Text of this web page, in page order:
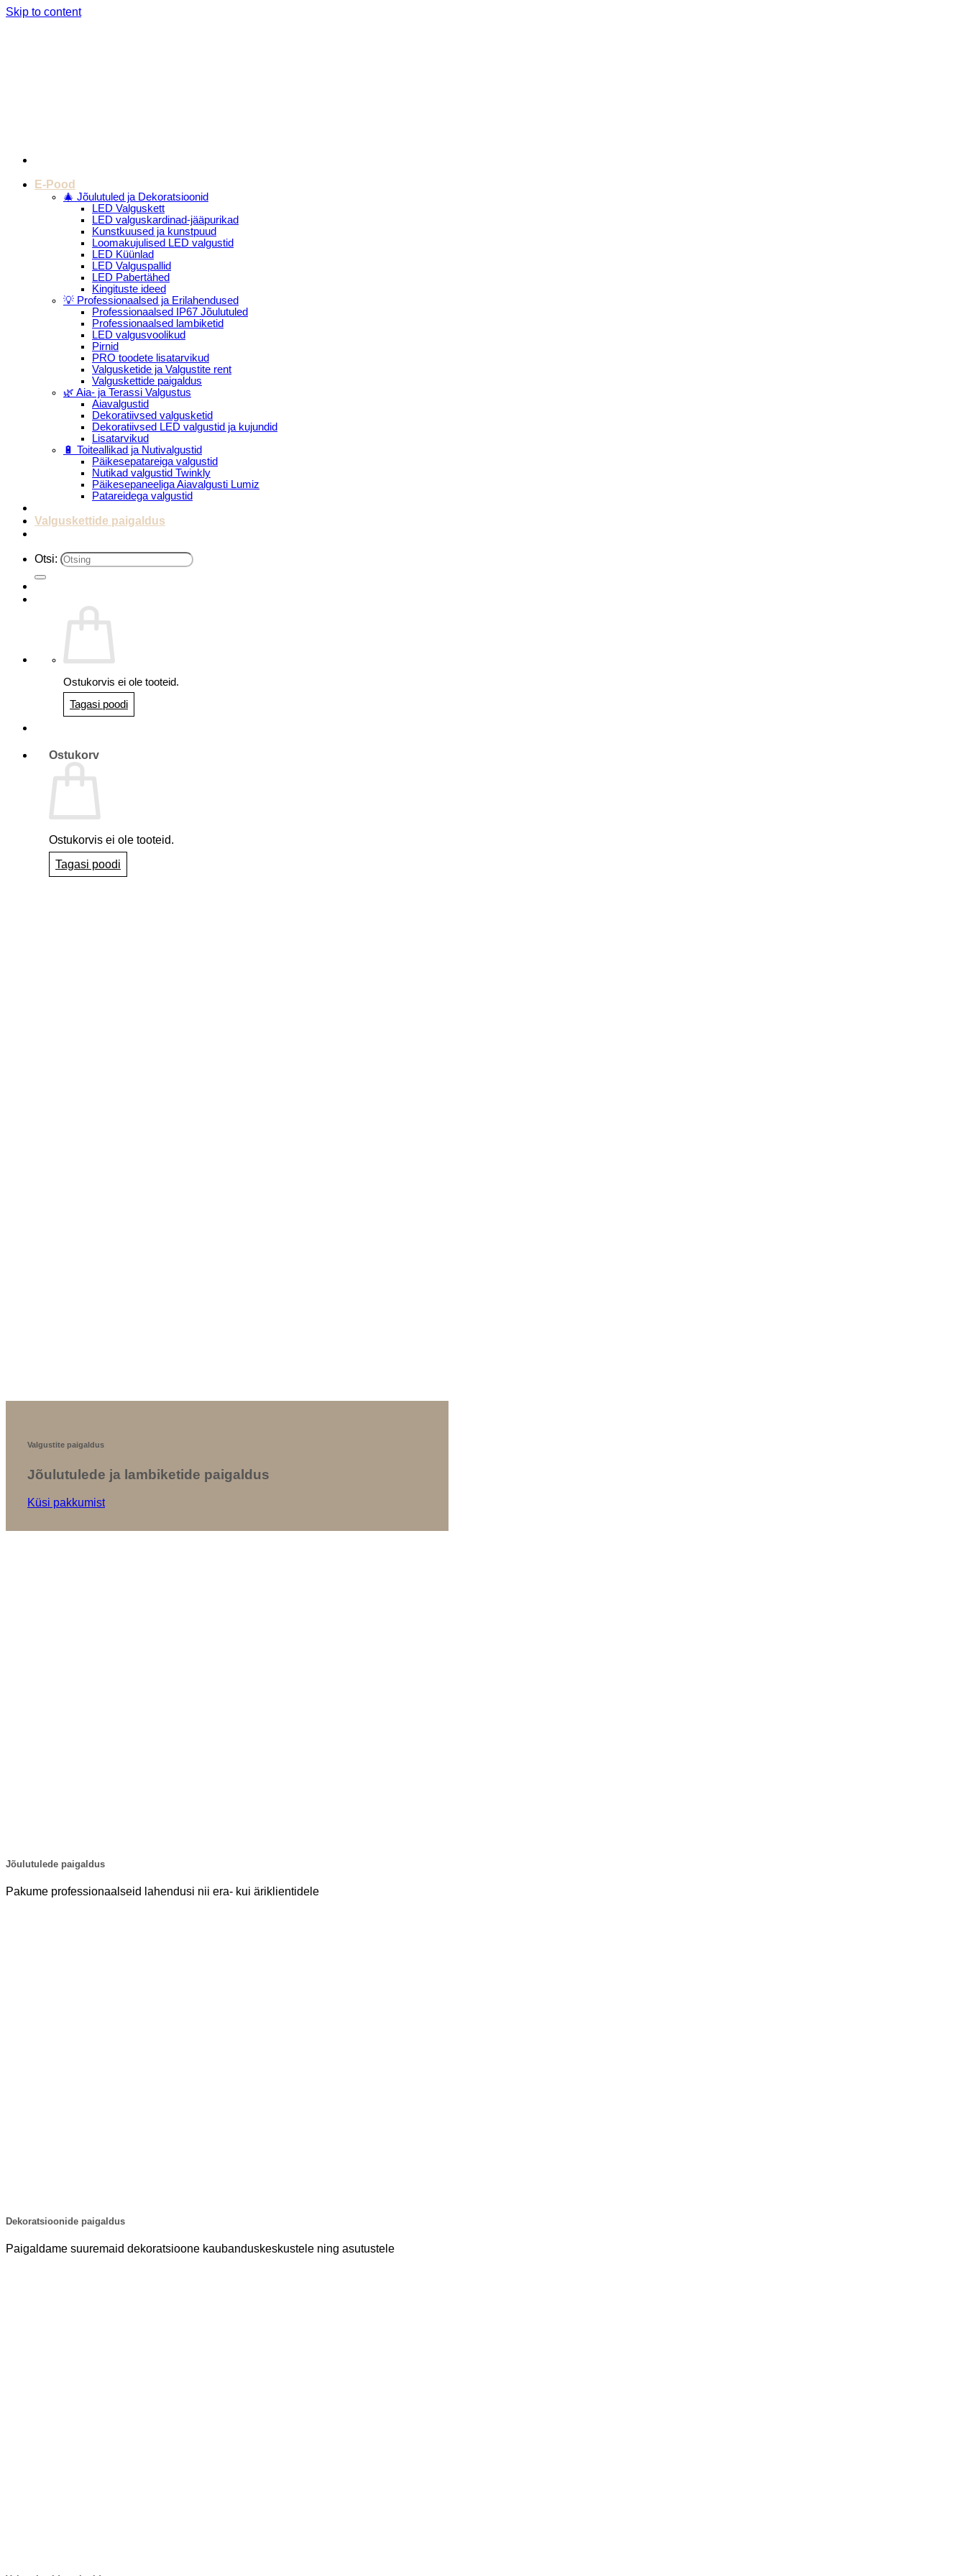
Skip to content
E-Pood
🎄 Jõulutuled ja Dekoratsioonid
LED Valguskett
LED valguskardinad-jääpurikad
Kunstkuused ja kunstpuud
Loomakujulised LED valgustid
LED Küünlad
LED Valguspallid
LED Pabertähed
Kingituste ideed
💡 Professionaalsed ja Erilahendused
Professionaalsed IP67 Jõulutuled
Professionaalsed lambiketid
LED valgusvoolikud
Pirnid
PRO toodete lisatarvikud
Valgusketide ja Valgustite rent
Valguskettide paigaldus
🌿 Aia- ja Terassi Valgustus
Aiavalgustid
Dekoratiivsed valgusketid
Dekoratiivsed LED valgustid ja kujundid
Lisatarvikud
🔋 Toiteallikad ja Nutivalgustid
Päikesepatareiga valgustid
Nutikad valgustid Twinkly
Päikesepaneeliga Aiavalgusti Lumiz
Patareidega valgustid
Valguskettide paigaldus
Otsi:
Ostukorvis ei ole tooteid.
Tagasi poodi
Ostukorv
Ostukorvis ei ole tooteid.
Tagasi poodi
Valgustite paigaldus
Jõulutulede ja lambiketide paigaldus
Küsi pakkumist
Jõulutulede paigaldus
Pakume professionaalseid lahendusi nii era- kui äriklientidele
Dekoratsioonide paigaldus
Paigaldame suuremaid dekoratsioone kaubanduskeskustele ning asutustele